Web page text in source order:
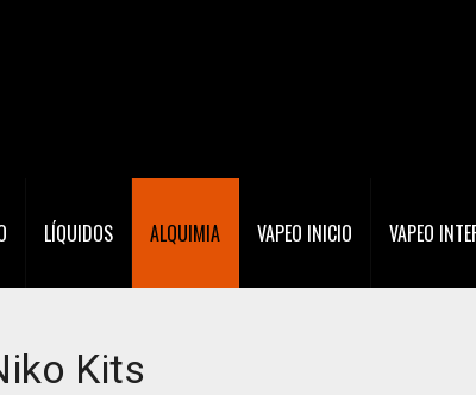
LÍQUIDOS ALQUIMIA VAPEO INICIO VAPEO
Kits